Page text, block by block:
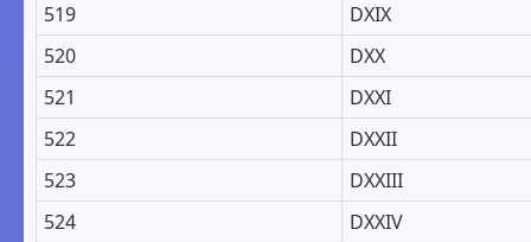
519
DXIX
520
DXX
521
DXXI
522
DXXII
523
DXXIII
524
DXXIV